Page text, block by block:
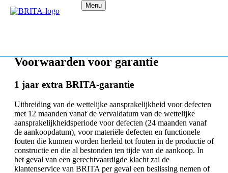
Menu
Voorwaarden voor garantie
1 jaar extra BRITA-garantie
Uitbreiding van de wettelijke aansprakelijkheid voor defecten
met 12 maanden vanaf de vervaldatum van de wettelijke
aansprakelijkheidsperiode voor defecten (24 maanden vanaf
de aankoopdatum), voor materiële defecten en functionele
fouten die kunnen worden herleid tot fouten in de productie of
constructie en die al bestonden ten tijde van de aankoop. In
het geval van een gerechtvaardigde klacht zal de
klantenservice van BRITA per geval een beslissing nemen of